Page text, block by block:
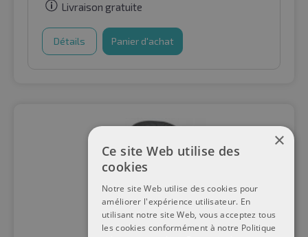
Livraison gratuite
Détails Panier d'achat
×
Ce site Web utilise des
cookies
Notre site Web utilise des cookies pour
améliorer l'expérience utilisateur. En
utilisant notre site Web, vous acceptez tous
les cookies conformément à notre Politique